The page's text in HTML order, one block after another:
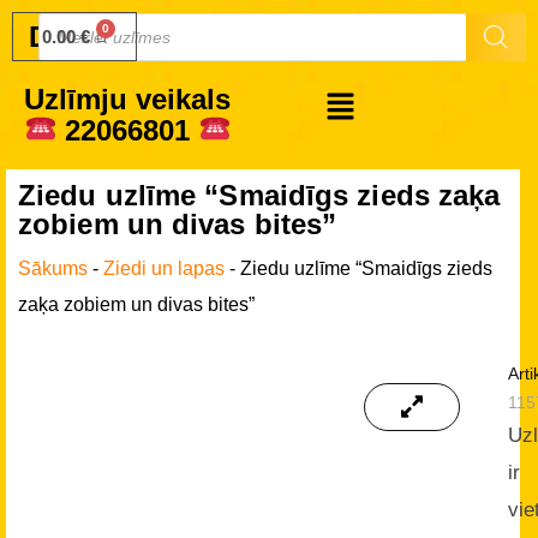
Druku.lv
0.00€
Uzlīmju veikals
22066801
Ziedu uzlīme “Smaidīgs zieds zaķa
zobiem un divas bites”
Sākums - Ziedi un lapas - Ziedu uzlīme “Smaidīgs zieds
zaķa zobiem un divas bites”
ir